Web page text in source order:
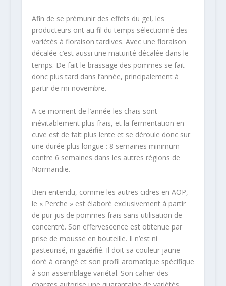
Afin de se prémunir des effets du gel, les
producteurs ont au fil du temps sélectionné des
variétés à floraison tardives. Avec une floraison
décalée c’est aussi une maturité décalée dans le
temps. De fait le brassage des pommes se fait
donc plus tard dans l’année, principalement à
partir de mi-novembre.
A ce moment de l’année les chais sont
inévitablement plus frais, et la fermentation en
cuve est de fait plus lente et se déroule donc sur
une durée plus longue : 8 semaines minimum
contre 6 semaines dans les autres régions de
Normandie.
Bien entendu, comme les autres cidres en AOP,
le « Perche » est élaboré exclusivement à partir
de pur jus de pommes frais sans utilisation de
concentré. Son effervescence est obtenue par
prise de mousse en bouteille. Il n’est ni
pasteurisé, ni gazéifié. Il doit sa couleur jaune
doré à orangé et son profil aromatique spécifique
à son assemblage variétal. Son cahier des